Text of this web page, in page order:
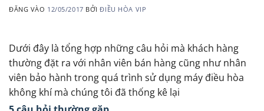
ĐĂNG VÀO 12/05/2017 BỞIĐIỀU HÒA VIP
Dưới đây là tổng hợp những câu hỏi mà khách hàng
thường đặt ra với nhân viên bán hàng cũng như nhân
viên bảo hành trong quá trình sử dụng máy điều hòa
không khí mà chúng tôi đã thống kê lại